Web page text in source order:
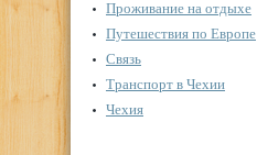
Проживание на отдыхе
Путешествия по Европе
Связь
Транспорт в Чехии
Чехия